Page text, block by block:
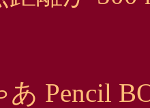
Pencil